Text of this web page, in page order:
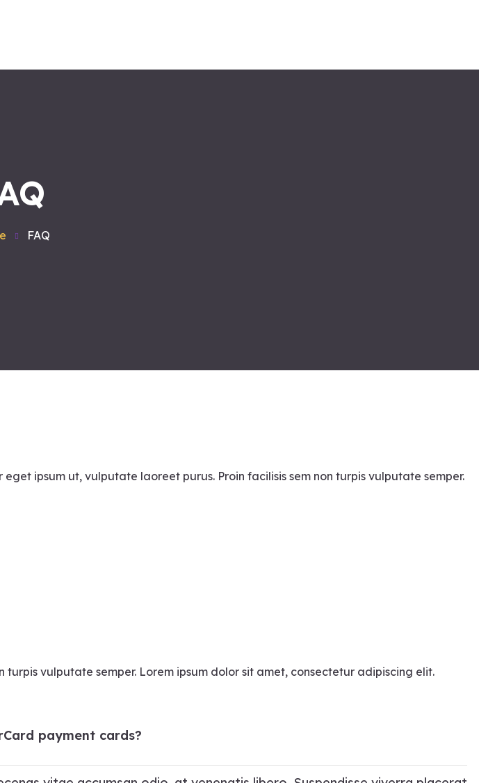
Workshops
FAQ
ipsum ut, vulputate laoreet purus. Proin facilisis sem non turpis vulputate semper.
vulputate semper. Lorem ipsum dolor sit amet, consectetur adipiscing elit.
payment cards?